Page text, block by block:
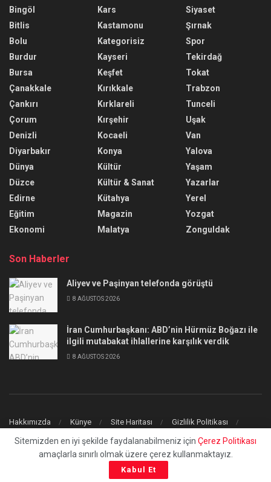
Bingöl
Bitlis
Bolu
Burdur
Bursa
Çanakkale
Çankırı
Çorum
Denizli
Diyarbakır
Dünya
Düzce
Edirne
Eğitim
Ekonomi
Kars
Kastamonu
Kategorisiz
Kayseri
Keşfet
Kırıkkale
Kırklareli
Kırşehir
Kocaeli
Konya
Kültür
Kültür & Sanat
Kütahya
Magazin
Malatya
Siyaset
Şırnak
Spor
Tekirdağ
Tokat
Trabzon
Tunceli
Uşak
Van
Yalova
Yaşam
Yazarlar
Yerel
Yozgat
Zonguldak
Son Haberler
Aliyev ve Paşinyan telefonda görüştü
8 AĞUSTOS 2026
İran Cumhurbaşkanı: ABD’nin Hürmüz Boğazı ile
ilgili mutabakat ihlallerine karşılık verdik
8 AĞUSTOS 2026
Hakkımızda Künye Site Haritası
Gizlilik Politikası
uchilaltv.com- Tüm Hakları Saklıdır.
Sitemizden en iyi şekilde faydalanabilmeniz için Çerez Politikası
amaçlarla sınırlı olmak üzere çerez kullanmaktayız.
Kabul Et